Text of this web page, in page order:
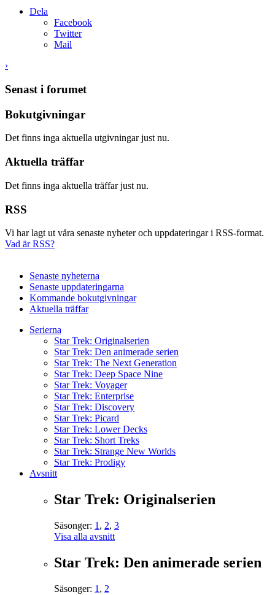
Dela
Facebook
Twitter
Mail
›
Senast i forumet
Bokutgivningar
Det finns inga aktuella utgivningar just nu.
Aktuella träffar
Det finns inga aktuella träffar just nu.
RSS
Vi har lagt ut våra senaste nyheter och uppdateringar i RSS-format.
Vad är RSS?
Senaste nyheterna
Senaste uppdateringarna
Kommande bokutgivningar
Aktuella träffar
Serierna
Star Trek: Originalserien
Star Trek: Den animerade serien
Star Trek: The Next Generation
Star Trek: Deep Space Nine
Star Trek: Voyager
Star Trek: Enterprise
Star Trek: Discovery
Star Trek: Picard
Star Trek: Lower Decks
Star Trek: Short Treks
Star Trek: Strange New Worlds
Star Trek: Prodigy
Avsnitt
Star Trek: Originalserien
Säsonger: 1 , 2, 3
Visa alla avsnitt
Star Trek: Den animerade serien
Säsonger: 1 , 2